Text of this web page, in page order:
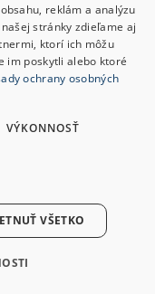
reklám a analýzu
stránky zdieľame aj
ktorí ich môžu
im poskytli alebo ktoré
ochrany osobných
VÝKONNOSŤ
VŠETKO